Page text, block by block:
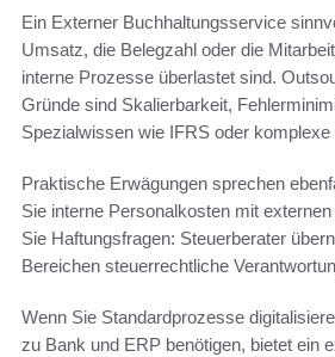
Ein Externer Buchhaltungsservice
Umsatz, die Belegzahl oder die
interne Prozesse überlastet sind.
Gründe sind Skalierbarkeit,
Spezialwissen wie IFRS oder komplexe
Praktische Erwägungen sprechen
Sie interne Personalkosten mit
Sie Haftungsfragen: Steuerberater
Bereichen steuerrechtliche
Wenn Sie Standardprozesse
zu Bank und ERP benötigen, bietet ein